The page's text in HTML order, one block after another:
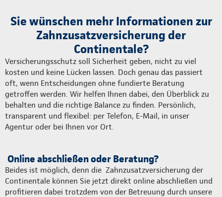
Sie wünschen mehr Informationen zur
Zahnzusatzversicherung der
Continentale?
Versicherungsschutz soll Sicherheit geben, nicht zu viel
kosten und keine Lücken lassen. Doch genau das passiert
oft, wenn Entscheidungen ohne fundierte Beratung
getroffen werden. Wir helfen Ihnen dabei, den Überblick zu
behalten und die richtige Balance zu finden. Persönlich,
transparent und flexibel: per Telefon, E-Mail, in unser
Agentur oder bei Ihnen vor Ort.
Online abschließen oder Beratung?
Beides ist möglich, denn die Zahnzusatzversicherung der
Continentale können Sie jetzt direkt online abschließen und
profitieren dabei trotzdem von der Betreuung durch unsere